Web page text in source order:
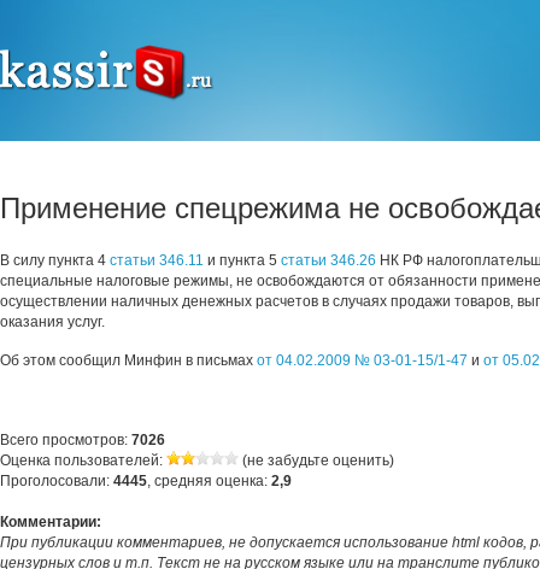
Применение спецрежима не
В силу пункта 4 статьи 346.11 и пункта 5 статьи 346.26 НК РФ
специальные налоговые режимы, не освобождаются от обязанности
осуществлении наличных денежных расчетов в случаях продажи товаров,
оказания услуг.
Об этом сообщил Минфин в письмах от 04.02.2009 № 03-01-15/1-47 и от
Всего просмотров: 7026
Оценка пользователей:
(не забудьте оценить)
Проголосовали: 4445, средняя оценка: 2,9
Комментарии:
При публикации комментариев, не допускается использование html кодов,
цензурных слов и т.п. Текст не на русском языке или на транслите